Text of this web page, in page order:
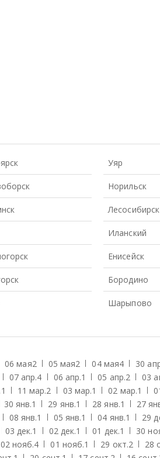
Уяр
Норильск
Лесосибирск
Иланский
Енисейск
Бородино
Шарыпово
06 мая2 05 мая2 04 мая4 30
07 апр.4 06 апр.1 05 апр.2 03
1 11 мар.2 03 мар.1 02 мар.1
30 янв.1 29 янв.1 28 янв.1 27
08 янв.1 05 янв.1 04 янв.1 29
03 дек.1 02 дек.1 01 дек.1 30
02 нояб.4 01 нояб.1 29 окт.2 28